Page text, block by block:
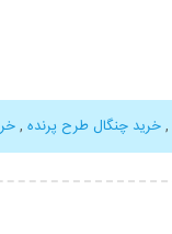
,خرید چنگال طرح پرنده ,